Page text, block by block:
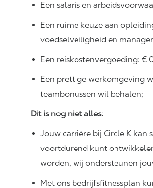
Een salaris en
Een ruime keuze aan
voedselveiligheid en
Een reiskostenvergoeding: €
Een prettige werkomgeving
teambonussen wil behalen;
Dit is nog niet alles:
Jouw carrière bij Circle K kan
voortdurend kunt
worden, wij ondersteunen
Met ons bedrijfsfitnessplan